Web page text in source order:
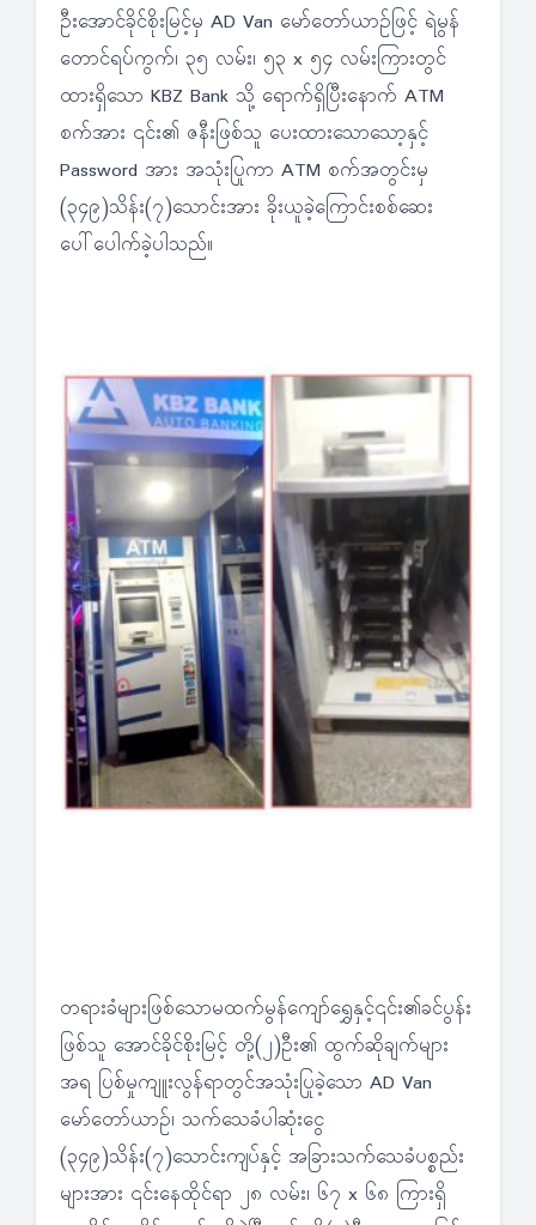
ဦးအောင်ခိုင်စိုးမြင့်မှ AD Van မော်တော်ယာဉ်ဖြင့် ရဲမွန်
တောင်ရပ်ကွက်၊ ၃၅ လမ်း၊ ၅၃ x ၅၄ လမ်းကြားတွင်
ထားရှိသော KBZ Bank သို့ ရောက်ရှိပြီးနောက် ATM
စက်အား ၎င်း၏ ဇနီးဖြစ်သူ ပေးထားသောသော့နှင့်
Password အား အသုံးပြုကာ ATM စက်အတွင်းမှ
(၃၄၉)သိန်း(၇)သောင်းအား ခိုးယူခဲ့ကြောင်းစစ်ဆေး
ပေါ်ပေါက်ခဲ့ပါသည်။
တရားခံများဖြစ်သောမထက်မွန်ကျော်ရွှေနှင့်၎င်း၏ခင်ပွန်း
ဖြစ်သူ အောင်ခိုင်စိုးမြင့် တို့(၂)ဦး၏ ထွက်ဆိုချက်များ
အရ ပြစ်မှုကျူးလွန်ရာတွင်အသုံးပြုခဲ့သော AD Van
မော်တော်ယာဉ်၊ သက်သေခံပါဆုံးငွေ
(၃၄၉)သိန်း(၇)သောင်းကျပ်နှင့် အခြားသက်သေခံပစ္စည်း
များအား ၎င်းနေထိုင်ရာ ၂၈ လမ်း၊ ၆၇ x ၆၈ ကြားရှိ